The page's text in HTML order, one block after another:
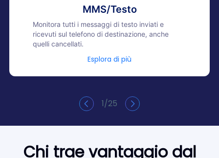
MMS/Testo
Monitora tutti i messaggi di testo inviati e
ricevuti sul telefono di destinazione, anche
quelli cancellati.
Esplora di più
1/25
Chi trae vantaggio dal